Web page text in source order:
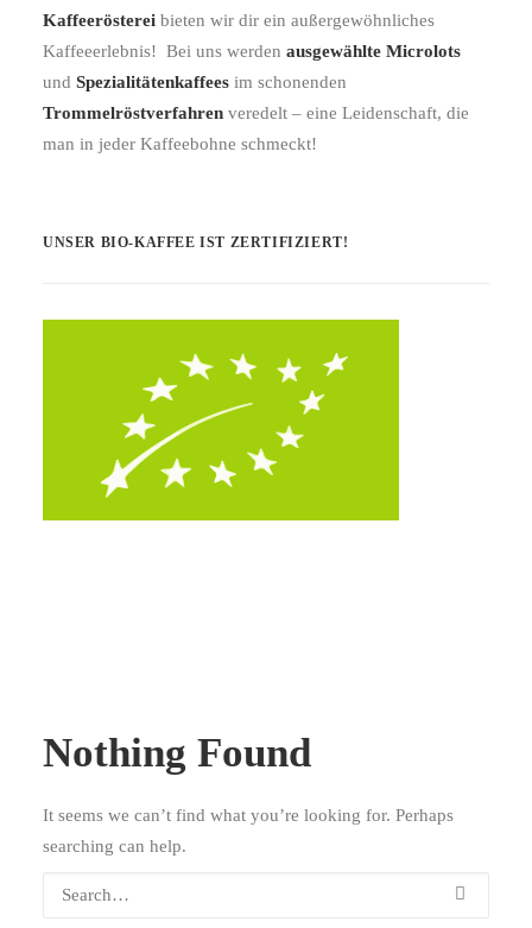
Kaffeerösterei bieten wir dir ein außergewöhnliches
Kaffeeerlebnis! Bei uns werden ausgewählte Microlots
und Spezialitätenkaffees im schonenden
Trommelröstverfahren veredelt – eine Leidenschaft, die
man in jeder Kaffeebohne schmeckt!
UNSER BIO-KAFFEE IST ZERTIFIZIERT!
Nothing Found
It seems we can’t find what you’re looking for. Perhaps
searching can help.